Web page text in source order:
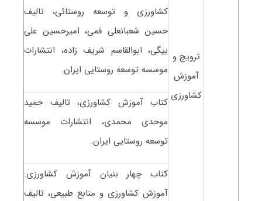
ترویج و
آموزش
کشاورزی
کشاورزی و توسعه روستائی، تالیف
حسین شعبانعلی فمی، امیرحسین علی
بیگی، ابوالقاسم شریف زاده، انتشارات
موسسه توسعه روستایی ایران.
کتاب آموزش کشاورزی، تالیف حمید
موحدی محمدی، انتشارات موسسه
توسعه روستایی ایران.
کتاب چهار بنیان آموزش کشاورزی:
آموزش کشاورزی و منابع طبیعی، تالیف